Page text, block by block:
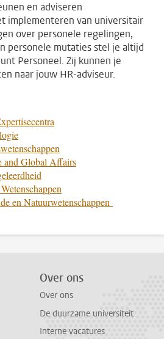
en adviseren
implementeren van universitair
over personele regelingen,
personele mutaties stel je altijd
Personeel. Zij kunnen je
naar jouw HR-adviseur.
and Global Affairs
en Natuurwetenschappen
Over ons
Over ons
De duurzame universiteit
Interne vacatures